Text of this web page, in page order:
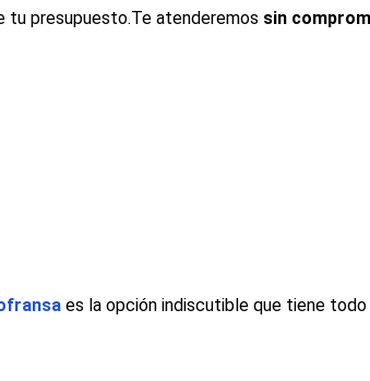
tu presupuesto.Te atenderemos sin
es la opción indiscutible que tiene